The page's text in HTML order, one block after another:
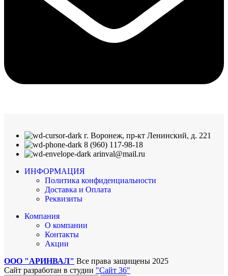
г. Воронеж, пр-кт Ленинский, д. 221
8 (960) 117-98-18
arinval@mail.ru
ИНФОРМАЦИЯ
Политика конфиденциальности
Доставка и Оплата
Реквизиты
Компания
О компании
Контакты
Акции
ООО "АРИНВАЛ" Все права защищены 2025
Сайт разработан в студии "Сайт 36"